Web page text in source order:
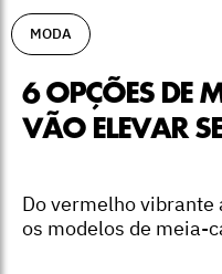
MODA
6 OPÇÕES DE
VÃO ELEVAR
Do vermelho
os modelos de meia-